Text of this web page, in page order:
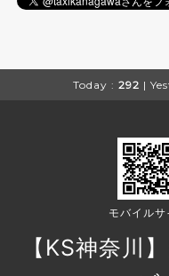
Today : 292 |
モバイルサ
【KS神奈川